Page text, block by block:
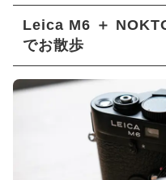
Leica M6 ＋
でお散歩